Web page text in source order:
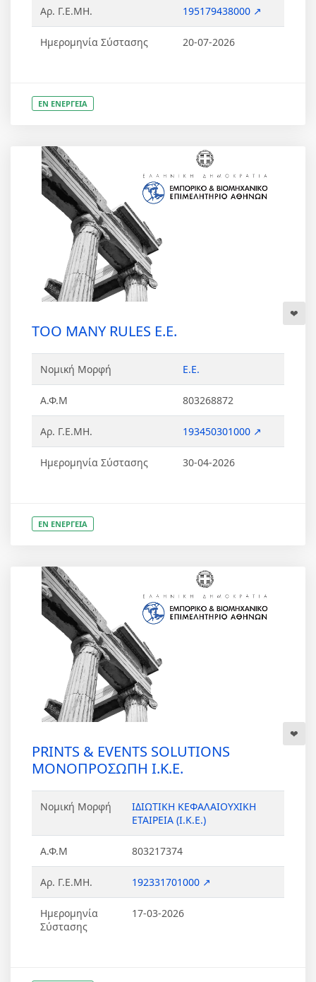
Αρ. Γ.Ε.ΜΗ. 195179438000 ↗
Ημερομηνία Σύστασης 20-07-2026
ΕΝ ΕΝΕΡΓΕΙΑ
TOO MANY RULES Ε.Ε.
Νομική Μορφή Ε.Ε.
Α.Φ.Μ 803268872
Αρ. Γ.Ε.ΜΗ. 193450301000 ↗
Ημερομηνία Σύστασης 30-04-2026
ΕΝ ΕΝΕΡΓΕΙΑ
PRINTS & EVENTS SOLUTIONS
ΜΟΝΟΠΡΟΣΩΠΗ Ι.Κ.Ε.
Νομική Μορφή
ΙΔΙΩΤΙΚΗ ΚΕΦΑΛΑΙΟΥΧΙΚΗ
ΕΤΑΙΡΕΙΑ (Ι.Κ.Ε.)
Α.Φ.Μ 803217374
Αρ. Γ.Ε.ΜΗ. 192331701000 ↗
Ημερομηνία
Σύστασης
17-03-2026